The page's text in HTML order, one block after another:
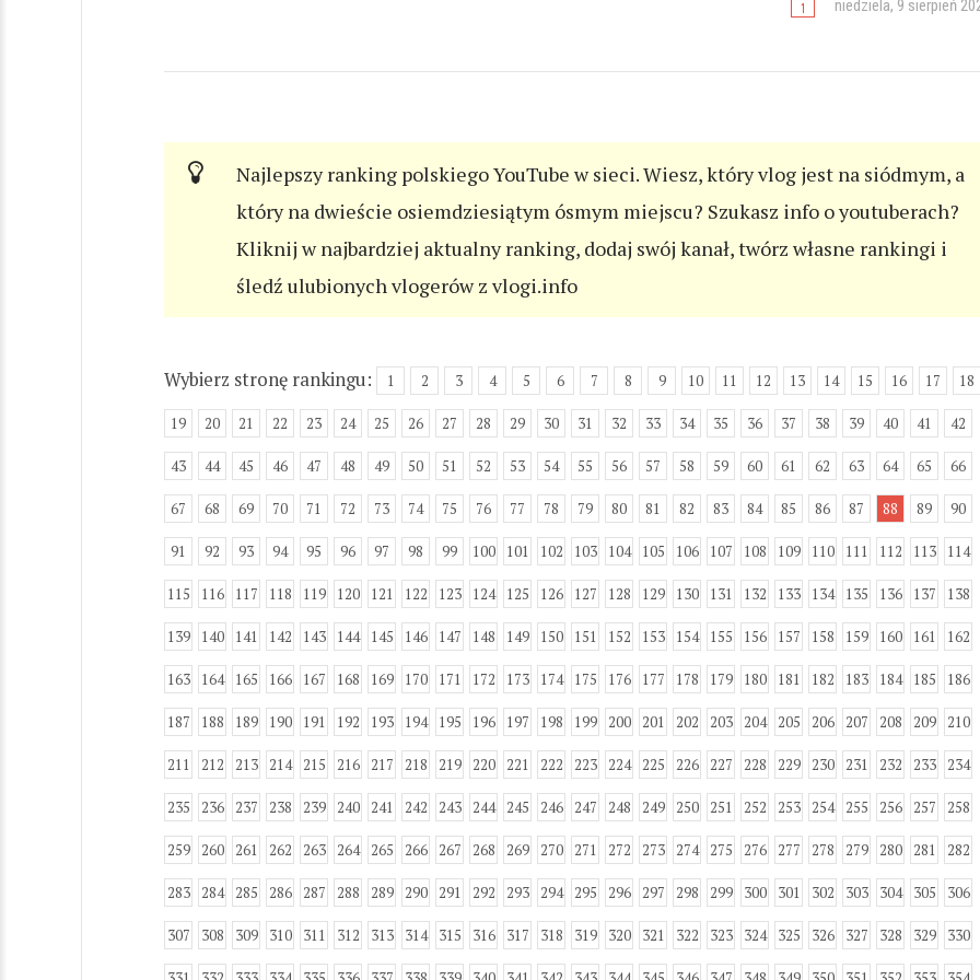
niedziela, 9 sierpień
Najlepszy ranking polskiego YouTube w sieci. Wiesz, który vlog jest na siódmym, a
który na dwieście osiemdziesiątym ósmym miejscu? Szukasz info o youtuberach?
Kliknij w najbardziej aktualny ranking, dodaj swój kanał, twórz własne rankingi i
śledź ulubionych vlogerów z vlogi.info
Wybierz stronę rankingu: 1 2 3 4 5 6 7 8 9 10 11 12 13 14 15 16 17 18
19 20 21 22 23 24 25 26 27 28 29 30 31 32 33 34 35 36 37 38 39 40 41 42
43 44 45 46 47 48 49 50 51 52 53 54 55 56 57 58 59 60 61 62 63 64 65 66
67 68 69 70 71 72 73 74 75 76 77 78 79 80 81 82 83 84 85 86 87 88 89 90
91 92 93 94 95 96 97 98 99 100 101 102 103 104 105 106 107 108 109 110 111 112 113 114
115 116 117 118 119 120 121 122 123 124 125 126 127 128 129 130 131 132 133 134 135 136 137 138
139 140 141 142 143 144 145 146 147 148 149 150 151 152 153 154 155 156 157 158 159 160 161 162
163 164 165 166 167 168 169 170 171 172 173 174 175 176 177 178 179 180 181 182 183 184 185 186
187 188 189 190 191 192 193 194 195 196 197 198 199 200 201 202 203 204 205 206 207 208 209 210
211 212 213 214 215 216 217 218 219 220 221 222 223 224 225 226 227 228 229 230 231 232 233 234
235 236 237 238 239 240 241 242 243 244 245 246 247 248 249 250 251 252 253 254 255 256 257 258
259 260 261 262 263 264 265 266 267 268 269 270 271 272 273 274 275 276 277 278 279 280 281 282
283 284 285 286 287 288 289 290 291 292 293 294 295 296 297 298 299 300 301 302 303 304 305 306
307 308 309 310 311 312 313 314 315 316 317 318 319 320 321 322 323 324 325 326 327 328 329 330